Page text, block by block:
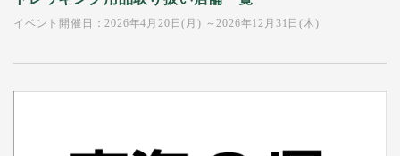
イベント開催日：2026年4月20日(月) ～2026年12月31日(木)